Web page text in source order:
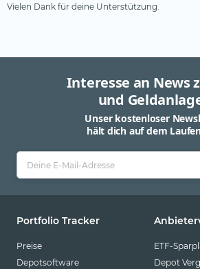
Vielen Dank für deine Unterstützung.
Interesse an News
und
Unser kostenloser
hält dich auf dem
Portfolio Tracker
Preise
Depotsoftware
ETF-
Depot